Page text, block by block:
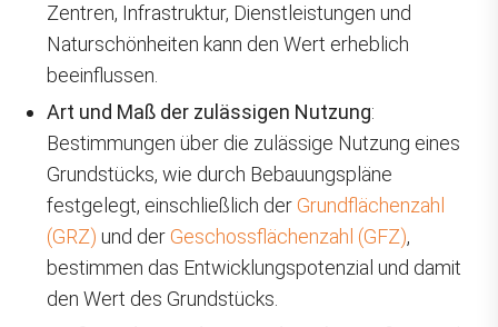
Zentren, Infrastruktur, Dienstleistungen und
Naturschönheiten kann den Wert erheblich
beeinflussen.
Art und Maß der zulässigen Nutzung:
Bestimmungen über die zulässige Nutzung eines
Grundstücks, wie durch Bebauungspläne
festgelegt, einschließlich der Grundflächenzahl
(GRZ) und der Geschossflächenzahl (GFZ),
bestimmen das Entwicklungspotenzial und damit
den Wert des Grundstücks.